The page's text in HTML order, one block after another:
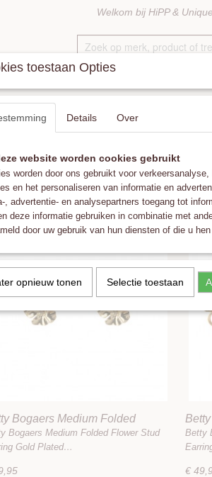
Welkom bij HiPP & Unique
op:
Bogaers Medium Folded
Stud Earring Gold Plated
Bogaers Medium Folded Flower Stud
Gold Plated…
Stud
Betty
€
toestaan Opties
Details Over
website worden cookies gebruikt
worden door ons gebruikt voor
en het personaliseren van informatie en
, advertentie- en analysepartners toegang tot
deze informatie gebruiken in combinatie met
door uw gebruik van hun diensten of die u
opnieuw tonen Selectie toestaan